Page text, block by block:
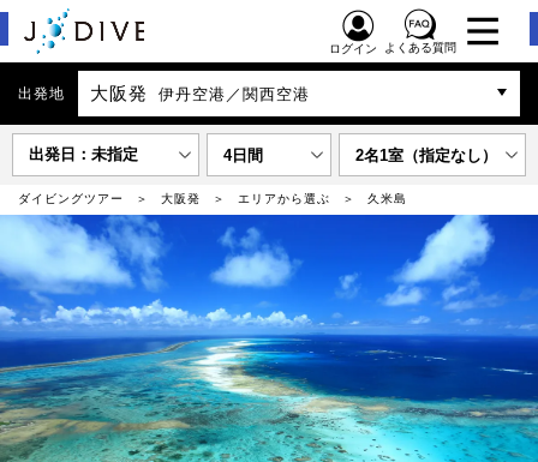
ログイン よくある質問
出発地 大阪発 伊丹空港／関西空港
出発日：未指定 4日間 2名1室（指定なし）
ダイビングツアー 大阪発 エリアから選ぶ 久米島